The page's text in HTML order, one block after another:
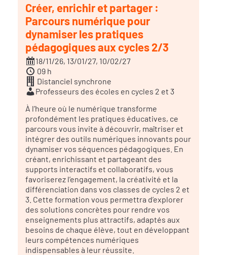
Créer, enrichir et partager :
Parcours numérique pour
dynamiser les pratiques
pédagogiques aux cycles 2/3
18/11/26, 13/01/27, 10/02/27
09 h
Distanciel synchrone
Professeurs des écoles en cycles 2 et 3
À l’heure où le numérique transforme
profondément les pratiques éducatives, ce
parcours vous invite à découvrir, maîtriser et
intégrer des outils numériques innovants pour
dynamiser vos séquences pédagogiques. En
créant, enrichissant et partageant des
supports interactifs et collaboratifs, vous
favoriserez l’engagement, la créativité et la
différenciation dans vos classes de cycles 2 et
3. Cette formation vous permettra d’explorer
des solutions concrètes pour rendre vos
enseignements plus attractifs, adaptés aux
besoins de chaque élève, tout en développant
leurs compétences numériques
indispensables à leur réussite.